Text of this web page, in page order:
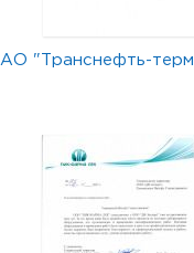
АО "Транснефть-